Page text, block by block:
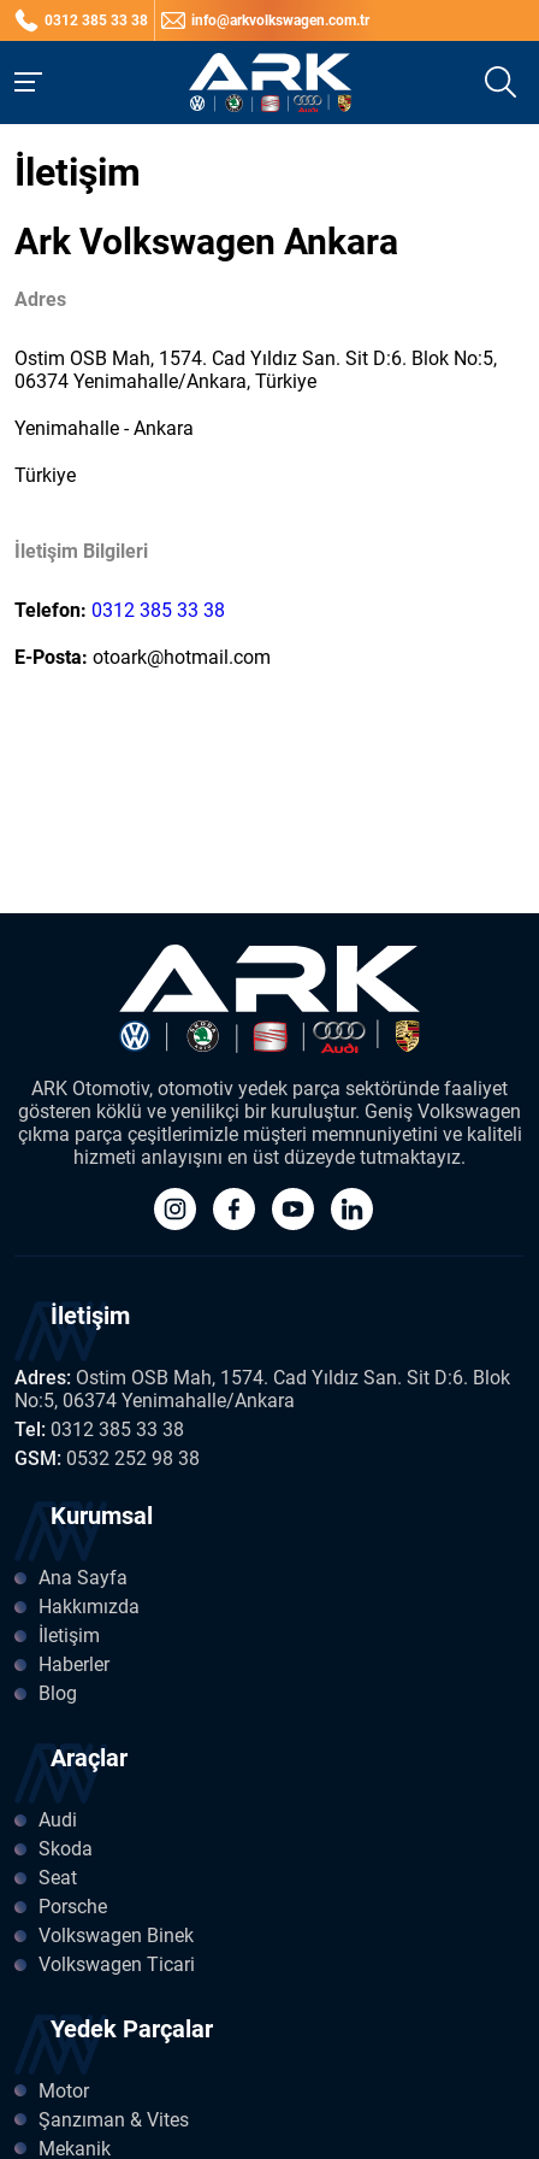
0312 385 33 38 info@arkvolkswagen.com.tr
İletişim
Ark Volkswagen Ankara
Adres
Ostim OSB Mah, 1574. Cad Yıldız San. Sit D:6. Blok No:5,
06374 Yenimahalle/Ankara, Türkiye
Yenimahalle - Ankara
Türkiye
İletişim Bilgileri
Telefon: 0312 385 33 38
E-Posta: otoark@hotmail.com
ARK Otomotiv, otomotiv yedek parça sektöründe faaliyet
gösteren köklü ve yenilikçi bir kuruluştur. Geniş Volkswagen
çıkma parça çeşitlerimizle müşteri memnuniyetini ve kaliteli
hizmeti anlayışını en üst düzeyde tutmaktayız.
İletişim
Adres: Ostim OSB Mah, 1574. Cad Yıldız San. Sit D:6. Blok
No:5, 06374 Yenimahalle/Ankara
Tel: 0312 385 33 38
GSM: 0532 252 98 38
Kurumsal
Ana Sayfa
Hakkımızda
İletişim
Haberler
Blog
Araçlar
Audi
Skoda
Seat
Porsche
Volkswagen Binek
Volkswagen Ticari
Yedek Parçalar
Motor
Şanzıman & Vites
Mekanik